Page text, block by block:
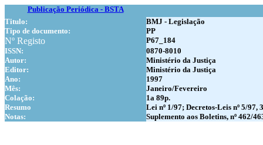
Publicação Periódica - BSTA
Titulo:
BMJ - Legislação
Tipo de documento:
PP
Nº Registo
P67_184
ISSN:
0870-8010
Autor:
Ministério da Justiça
Editor:
Ministério da Justiça
Ano:
1997
Mês:
Janeiro/Fevereiro
Colação:
1a 89p.
Resumo
Lei nº 1/97; Decretos-Leis nº 5/97,
Notas:
Suplemento aos Boletins, nº 462/